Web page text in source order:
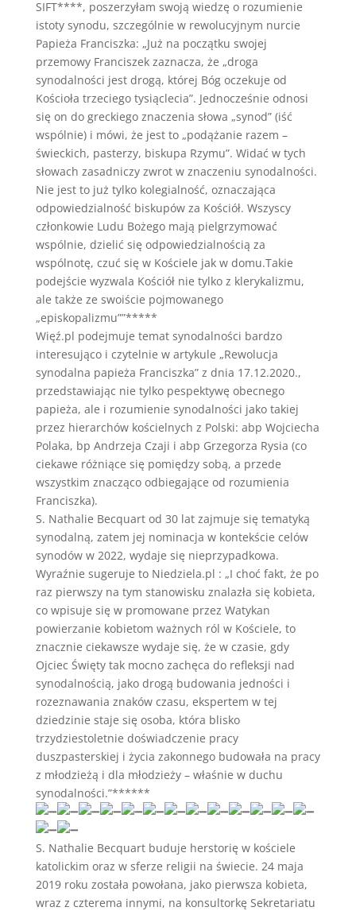
SIFT****, poszerzyłam swoją wiedzę o rozumienie
istoty synodu, szczególnie w rewolucyjnym nurcie
Papieża Franciszka: „Już na początku swojej
przemowy Franciszek zaznacza, że „droga
synodalności jest drogą, której Bóg oczekuje od
Kościoła trzeciego tysiąclecia”. Jednocześnie odnosi
się on do greckiego znaczenia słowa „synod” (iść
wspólnie) i mówi, że jest to „podążanie razem –
świeckich, pasterzy, biskupa Rzymu”. Widać w tych
słowach zasadniczy zwrot w znaczeniu synodalności.
Nie jest to już tylko kolegialność, oznaczająca
odpowiedzialność biskupów za Kościół. Wszyscy
członkowie Ludu Bożego mają pielgrzymować
wspólnie, dzielić się odpowiedzialnością za
wspólnotę, czuć się w Kościele jak w domu.Takie
podejście wyzwala Kościół nie tylko z klerykalizmu,
ale także ze swoiście pojmowanego
„episkopalizmu””*****
Więź.pl podejmuje temat synodalności bardzo
interesująco i czytelnie w artykule „Rewolucja
synodalna papieża Franciszka” z dnia 17.12.2020.,
przedstawiając nie tylko pespektywę obecnego
papieża, ale i rozumienie synodalności jako takiej
przez hierarchów kościelnych z Polski: abp Wojciecha
Polaka, bp Andrzeja Czaji i abp Grzegorza Rysia (co
ciekawe różniące się pomiędzy sobą, a przede
wszystkim znacząco odbiegające od rozumienia
Franciszka).
S. Nathalie Becquart od 30 lat zajmuje się tematyką
synodalną, zatem jej nominacja w kontekście celów
synodów w 2022, wydaje się nieprzypadkowa.
Wyraźnie sugeruje to Niedziela.pl : „I choć fakt, że po
raz pierwszy na tym stanowisku znalazła się kobieta,
co wpisuje się w promowane przez Watykan
powierzanie kobietom ważnych ról w Kościele, to
znacznie ciekawsze wydaje się, że w czasie, gdy
Ojciec Święty tak mocno zachęca do refleksji nad
synodalnością, jako drogą budowania jedności i
rozeznawania znaków czasu, ekspertem w tej
dziedzinie staje się osoba, która blisko
trzydziestoletnie doświadczenie pracy
duszpasterskiej i życia zakonnego budowała na pracy
z młodzieżą i dla młodzieży – właśnie w duchu
synodalności.”******
S. Nathalie Becquart buduje herstorię w kościele
katolickim oraz w sferze religii na świecie. 24 maja
2019 roku została powołana, jako pierwsza kobieta,
wraz z czterema innymi, na konsultorkę Sekretariatu